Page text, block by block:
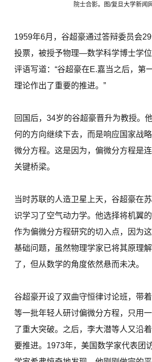
院士合影。图/复旦大学新闻
1959年6月，谷超豪通过答辩委员会
投票，被授予物理—数学科学博士学
评语写道：“谷超豪在E.嘉当之后，第
理论作出了重要的推进。”
回国后，34岁的谷超豪晋升为教授。
何的方向继续下去，而是响应国家战
微分方程。这是因为，偏微分方程是
关键桥梁。
当时苏联的人造卫星上天，谷超豪在
识学习了空气动力学。他选择将机翼
作为偏微分方程研究的切入点，因为
基础问题，虽然物理学家已将其原理
了，但从数学的角度依然悬而未决。
谷超豪开设了双曲守恒律讨论班，带
等一批年轻人研讨偏微分方程，只用
了重大突破。之后，李大潜等人又沿
要推进。1973年，美国数学家代表团